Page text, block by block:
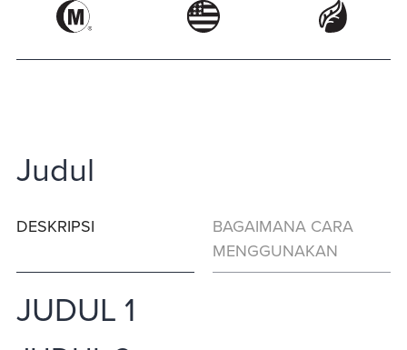
Judul
DESKRIPSI
BAGAIMANA CARA
MENGGUNAKAN
JUDUL 1